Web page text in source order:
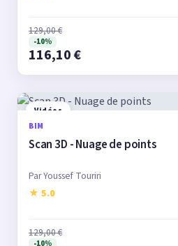
129,00 €
-10%
116,10 €
Vidéos
BIM
Scan 3D - Nuage de points
Par Youssef Touriri
★ 5.0
129,00 €
-10%